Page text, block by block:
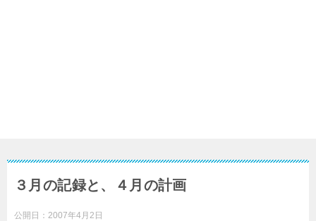
３月の記録と、４月の計画
公開日： 2007年4月2日